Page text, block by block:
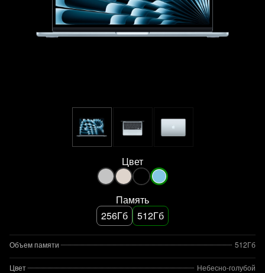
Цвет
Память
256Гб
512Гб
Объем памяти 512Гб
Цвет Небесно-голубой